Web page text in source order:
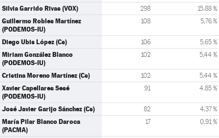
Silvia Garrido Rivas (VOX) 298 15,88 %
Guillermo Robles Martínez
(PODEMOS-IU)
108 5,76 %
Diego Ubis López (Cs) 106 5,65 %
Miriam González Blanco
(PODEMOS-IU)
102 5,44 %
Cristina Moreno Martínez (Cs) 102 5,44 %
Xavier Capellares Sesé
(PODEMOS-IU)
91 4,85 %
José Javier Garijo Sánchez (Cs) 82 4,37 %
María Pilar Blanco Daroca
(PACMA)
17 0,91 %